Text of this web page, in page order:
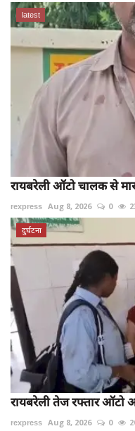
latest
रायबरेली ऑटो चालक से
rexpress Aug 8, 2026 0
दुर्घटना
रायबरेली तेज रफ्तार ऑटो
rexpress Aug 8, 2026 0